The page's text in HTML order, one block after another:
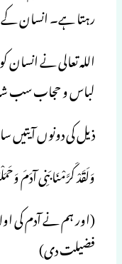
رہتا ہے۔ انسان کے
اللہ تعالی نے
لباس و حجاب سب
ذیل کی دونوں آیتیں
وَلَقَدْ كَرَّمْنَا بَنِی آدَمَ
(اور ہم نے آدم کی
فضیلت دی)